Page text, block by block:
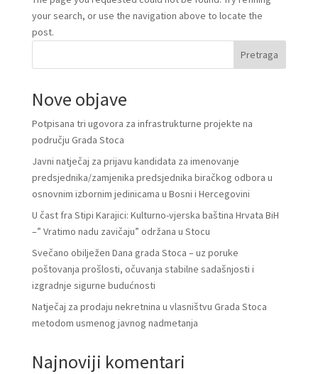
your search, or use the navigation above to locate the
post.
Pretraga
Nove objave
Potpisana tri ugovora za infrastrukturne projekte na
području Grada Stoca
Javni natječaj za prijavu kandidata za imenovanje
predsjednika/zamjenika predsjednika biračkog odbora u
osnovnim izbornim jedinicama u Bosni i Hercegovini
U čast fra Stipi Karajici: Kulturno-vjerska baština Hrvata BiH
–” Vratimo nadu zavičaju” održana u Stocu
Svečano obilježen Dana grada Stoca – uz poruke
poštovanja prošlosti, očuvanja stabilne sadašnjosti i
izgradnje sigurne budućnosti
Natječaj za prodaju nekretnina u vlasništvu Grada Stoca
metodom usmenog javnog nadmetanja
Najnoviji komentari